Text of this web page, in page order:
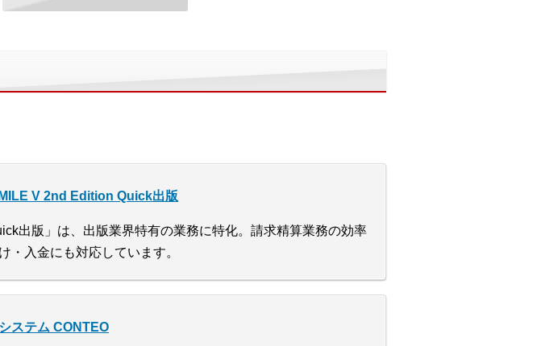
V 2nd Edition Quick出版
出版」は、出版業界特有の業務に特化。請求精算業務の効率
・入金にも対応しています。
ステム CONTEO